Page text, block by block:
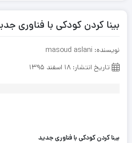
بینا کردن کودکی با فناوری
نویسنده: masoud aslani
تاریخ انتشار: ۱۸ اسفند ۱۳۹۵
بینا کردن کودکی با فناوری جدید